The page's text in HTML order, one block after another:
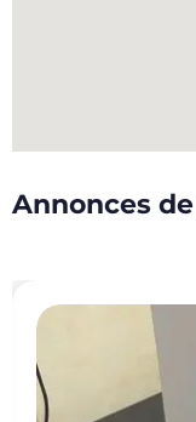
Annonces